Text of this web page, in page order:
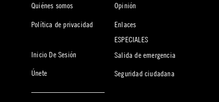
Quiénes somos
Política de privacidad
Inicio De Sesión
Únete
Opinión
Enlaces
ESPECIALES
Salida de emergencia
Seguridad ciudadana